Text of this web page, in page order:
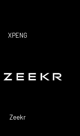
XPENG
Zeekr